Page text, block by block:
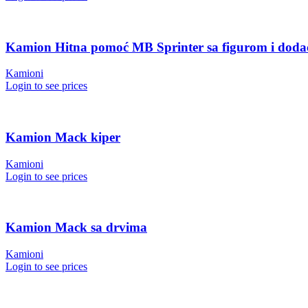
Kamion Hitna pomoć MB Sprinter sa figurom i
Kamioni
Login to see prices
Kamion Mack kiper
Kamioni
Login to see prices
Kamion Mack sa drvima
Kamioni
Login to see prices